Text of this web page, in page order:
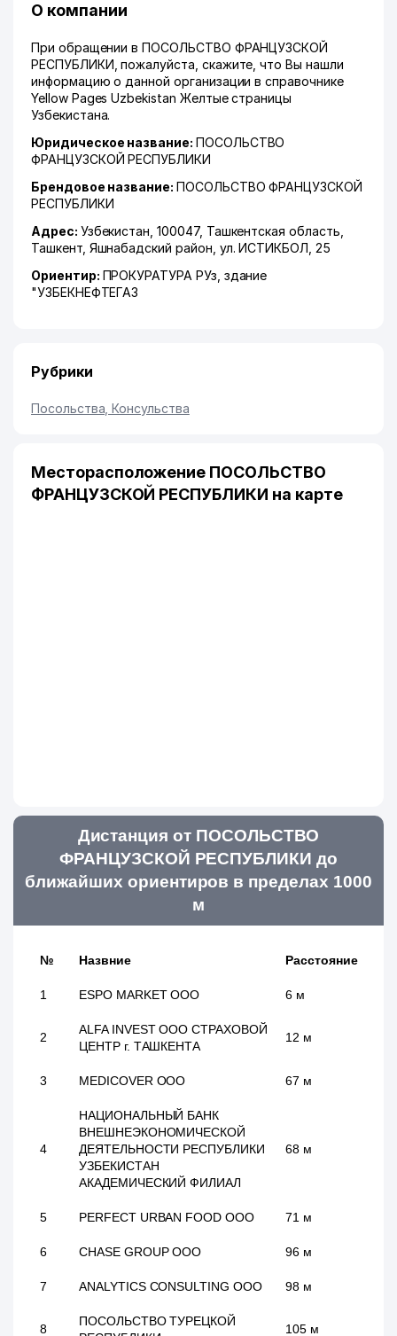
О компании
При обращении в ПОСОЛЬСТВО ФРАНЦУЗСКОЙ
РЕСПУБЛИКИ, пожалуйста, скажите, что Вы нашли
информацию о данной организации в справочнике
Yellow Pages Uzbekistan Желтые страницы
Узбекистана.
Юридическое название: ПОСОЛЬСТВО
ФРАНЦУЗСКОЙ РЕСПУБЛИКИ
Брендовое название: ПОСОЛЬСТВО ФРАНЦУЗСКОЙ
РЕСПУБЛИКИ
Адрес: Узбекистан, 100047, Ташкентская область
Ташкент, Яшнабадский район ул. ИСТИКБОЛ , 25
Ориентир: ПРОКУРАТУРА РУз, здание
"УЗБЕКНЕФТЕГАЗ
Рубрики
Посольства, Консульства
Месторасположение ПОСОЛЬСТВО
ФРАНЦУЗСКОЙ РЕСПУБЛИКИ на карте
Дистанция от ПОСОЛЬСТВО
ФРАНЦУЗСКОЙ РЕСПУБЛИКИ до
ближайших ориентиров в пределах 1000
м
№ Назвние Расстояние
1 ESPO MARKET ООО 6 м
2
ALFA INVEST ООО СТРАХОВОЙ
ЦЕНТР г. ТАШКЕНТА
12 м
3 MEDICOVER ООО 67 м
4
НАЦИОНАЛЬНЫЙ БАНК
ВНЕШНЕЭКОНОМИЧЕСКОЙ
ДЕЯТЕЛЬНОСТИ РЕСПУБЛИКИ
УЗБЕКИСТАН
АКАДЕМИЧЕСКИЙ ФИЛИАЛ
68 м
5 PERFECT URBAN FOOD ООО 71 м
6 CHASE GROUP ООО 96 м
7 ANALYTICS CONSULTING ООО 98 м
8
ПОСОЛЬСТВО ТУРЕЦКОЙ
105 м